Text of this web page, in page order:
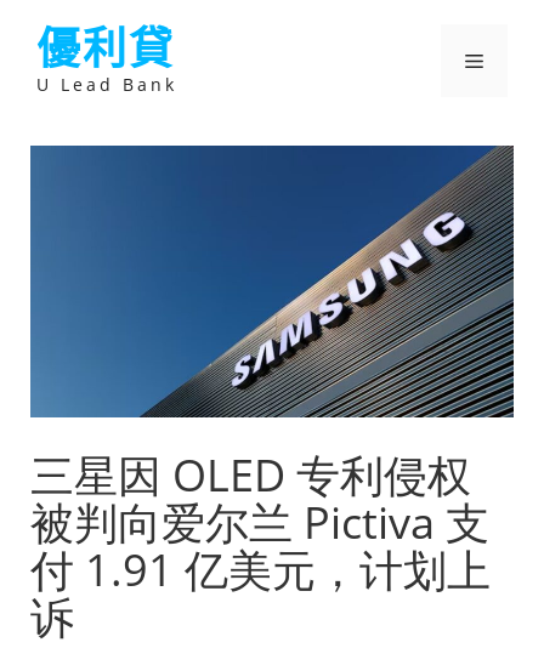
優利貸
U Lead Bank
選
三星因 OLED 专利侵权
被判向爱尔兰 Pictiva 支
付 1.91 亿美元，计划上
诉